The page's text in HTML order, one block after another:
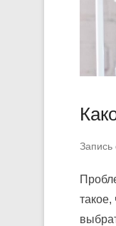
Запись
такое,